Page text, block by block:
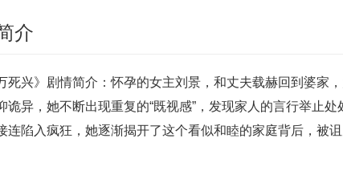
介
死兴》剧情简介：怀孕的女主刘景，和丈夫载赫回到婆家
诡异，她不断出现重复的“既视感”，发现家人的言行举止
连陷入疯狂，她逐渐揭开了这个看似和睦的家庭背后，被